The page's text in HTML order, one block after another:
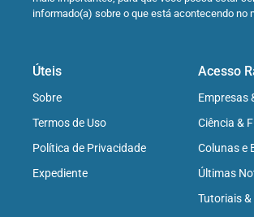
informado(a) sobre o que está acontecendo no
Úteis
Sobre
Termos de Uso
Política de Privacidade
Expediente
Acesso
Empresas
Ciência &
Colunas e
Últimas
Tutoriais &